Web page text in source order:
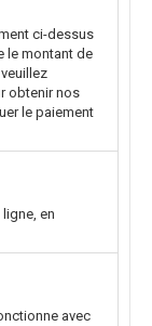
ci-dessus
le montant de
obtenir nos
le paiement
en
avec